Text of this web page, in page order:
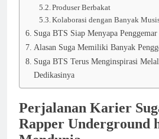
Produser Berbakat
Kolaborasi dengan Banyak
Suga BTS Siap Menyapa
Alasan Suga Memiliki Banyak
Suga BTS Terus Menginspirasi
Dedikasinya
Perjalanan Karier
Rapper Underground